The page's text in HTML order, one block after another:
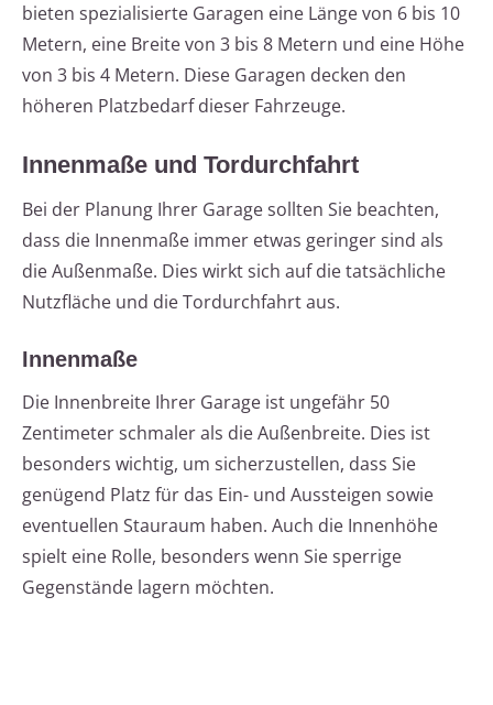
bieten spezialisierte Garagen eine Länge von 6 bis 10
Metern, eine Breite von 3 bis 8 Metern und eine Höhe
von 3 bis 4 Metern. Diese Garagen decken den
höheren Platzbedarf dieser Fahrzeuge.
Innenmaße und Tordurchfahrt
Bei der Planung Ihrer Garage sollten Sie beachten,
dass die Innenmaße immer etwas geringer sind als
die Außenmaße. Dies wirkt sich auf die tatsächliche
Nutzfläche und die Tordurchfahrt aus.
Innenmaße
Die Innenbreite Ihrer Garage ist ungefähr 50
Zentimeter schmaler als die Außenbreite. Dies ist
besonders wichtig, um sicherzustellen, dass Sie
genügend Platz für das Ein- und Aussteigen sowie
eventuellen Stauraum haben. Auch die Innenhöhe
spielt eine Rolle, besonders wenn Sie sperrige
Gegenstände lagern möchten.